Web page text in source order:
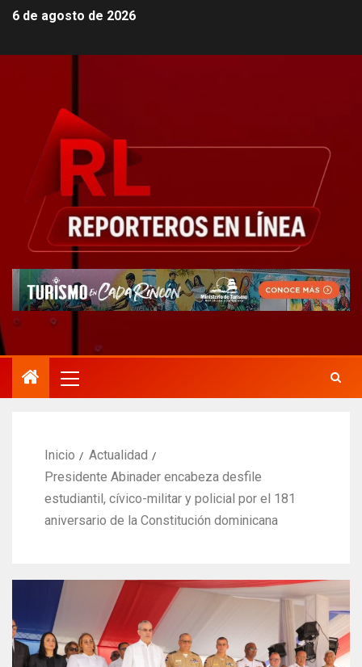
6 de agosto de 2026
Inicio
Actualidad
Presidente Abinader encabeza desfile
estudiantil, cívico-militar y policial por el 181
aniversario de la Constitución dominicana